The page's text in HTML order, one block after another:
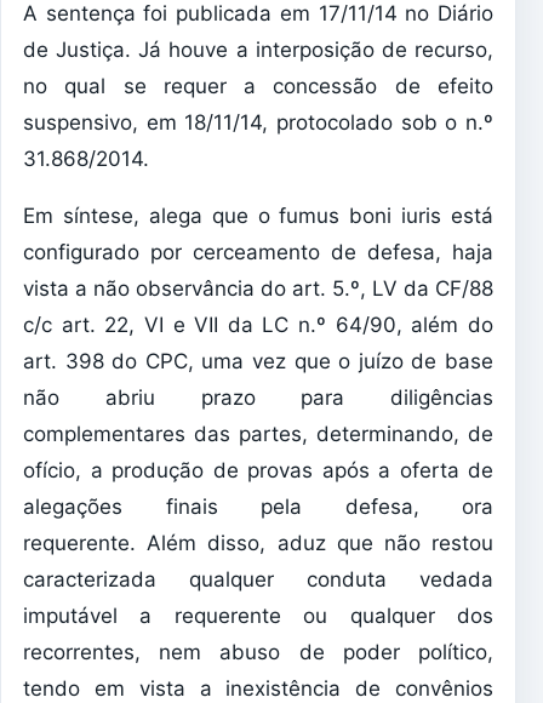
A sentença foi publicada em 17/11/14 no Diário
de Justiça. Já houve a interposição de recurso,
no qual se requer a concessão de efeito
suspensivo, em 18/11/14, protocolado sob o n.º
31.868/2014.
Em síntese, alega que o fumus boni iuris está
configurado por cerceamento de defesa, haja
vista a não observância do art. 5.º, LV da CF/88
c/c art. 22, VI e VII da LC n.º 64/90, além do
art. 398 do CPC, uma vez que o juízo de base
não abriu prazo para diligências
complementares das partes, determinando, de
ofício, a produção de provas após a oferta de
alegações finais pela defesa, ora
requerente. Além disso, aduz que não restou
caracterizada qualquer conduta vedada
imputável a requerente ou qualquer dos
recorrentes, nem abuso de poder político,
tendo em vista a inexistência de convênios